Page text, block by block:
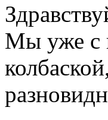
Мы уже с